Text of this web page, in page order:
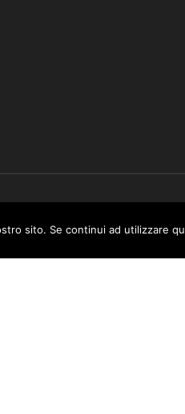
to cookies being used. Visit
sito. Se continui ad utilizzare